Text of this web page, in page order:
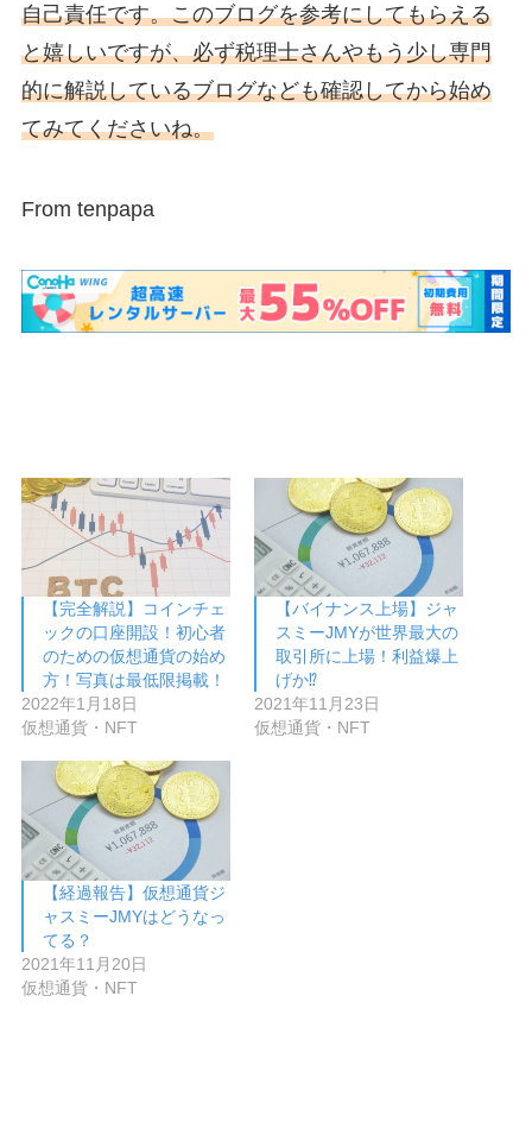
自己責任です。このブログを参考にしてもらえる
と嬉しいですが、必ず税理士さんやもう少し専門
的に解説しているブログなども確認してから始め
てみてくださいね。
From tenpapa
【完全解説】コインチェ
ックの口座開設！初心者
のための仮想通貨の始め
方！写真は最低限掲載！
2022年1月18日
仮想通貨・NFT
【バイナンス上場】ジャ
スミーJMYが世界最大の
取引所に上場！利益爆上
げか⁉︎
2021年11月23日
仮想通貨・NFT
【経過報告】仮想通貨ジ
ャスミーJMYはどうなっ
てる？
2021年11月20日
仮想通貨・NFT